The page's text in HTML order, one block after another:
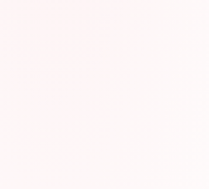
ja Ease (helppous). Jokainen